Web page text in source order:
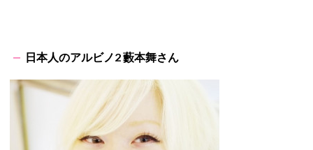
日本人のアルビノ2 藪本舞さん